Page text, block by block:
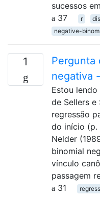
sucessos
37
r
negative-
1
Pergunta
negativa
Estou
de Sellers e
regressão
do início (p.
Nelder
binomial
vínculo
passagem
31